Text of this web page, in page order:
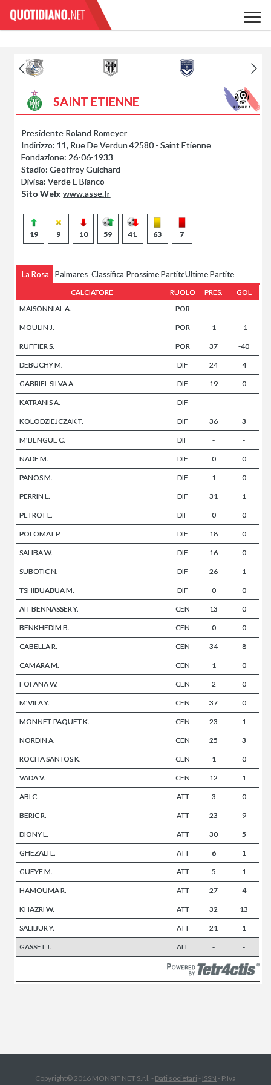
SAINT ETIENNE
Presidente Roland Romeyer
Indirizzo: 11, Rue De Verdun 42580 - Saint Etienne
Fondazione: 26-06-1933
Stadio: Geoffroy Guichard
Divisa: Verde E Bianco
Sito Web: www.asse.fr
19 9 10 59 41 63 7
La Rosa Palmares Classifica Prossime PartiteUltime Partite
CALCIATORE RUOLO PRES.
GOL
MAISONNIAL A.
POR - --
MOULIN J. POR 1 -1
RUFFIER S. POR 37 -40
DEBUCHY M. DIF 24 4
GABRIEL SILVA A. DIF 19 0
KATRANIS A. DIF - -
KOLODZIEJCZAK T. DIF 36 3
M'BENGUE C. DIF - -
NADE M. DIF 0 0
PANOS M. DIF 1 0
PERRIN L. DIF 31 1
PETROT L. DIF 0 0
POLOMAT P. DIF 18 0
SALIBA W. DIF 16 0
SUBOTIC N. DIF 26 1
TSHIBUABUA M. DIF 0 0
AIT BENNASSER Y. CEN 13 0
BENKHEDIM B. CEN 0 0
CABELLA R. CEN 34 8
CAMARA M. CEN 1 0
FOFANA W. CEN 2 0
M'VILA Y. CEN 37 0
MONNET-PAQUET K. CEN 23 1
NORDIN A. CEN 25 3
ROCHA SANTOS K. CEN 1 0
VADA V. CEN 12 1
ABI C. ATT 3 0
BERIC R. ATT 23 9
DIONY L. ATT 30 5
GHEZALI L. ATT 6 1
GUEYE M. ATT 5 1
HAMOUMA R. ATT 27 4
KHAZRI W. ATT 32 13
SALIBUR Y. ATT 21 1
GASSET J. ALL - -
Copyright© 2016 MONRIF NET S.r.l. - Dati societari - ISSN - P.Iva